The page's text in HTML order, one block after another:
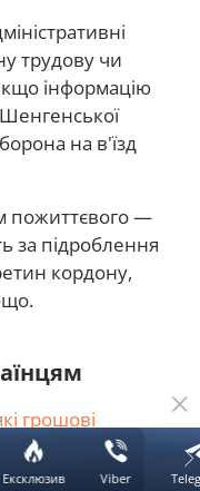
трудову чи
інформацію
на в'їзд
пожиттєвого —
за підроблення
кордону,
грошові
до
можливі
Ексклюзив Viber